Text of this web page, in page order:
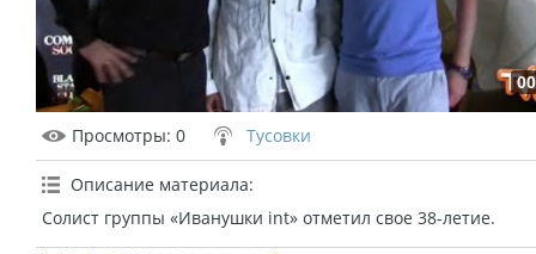
Просмотры: 0 Тусовки
Описание материала:
Солист группы «Иванушки int» отметил свое 38-летие.